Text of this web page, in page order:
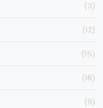
(3)
(12)
(15)
(16)
(9)